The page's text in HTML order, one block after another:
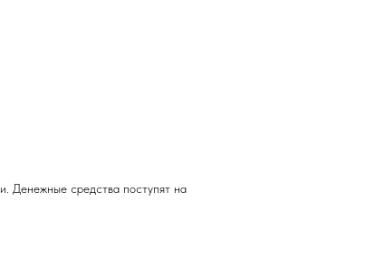
Денежные средства поступят на